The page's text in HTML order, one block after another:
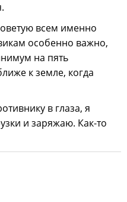
всем именно
особенно важно,
на пять
к земле, когда
в глаза, я
и заряжаю. Как-то